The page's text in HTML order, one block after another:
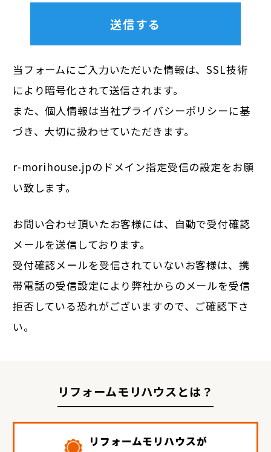
当フォームにご入力いただいた情報は、SSL技術
により暗号化されて送信されます。
また、個人情報は当社プライバシーポリシーに基
づき、大切に扱わせていただきます。
r-morihouse.jpのドメイン指定受信の設定をお願
い致します。
お問い合わせ頂いたお客様には、自動で受付確認
メールを送信しております。
受付確認メールを受信されていないお客様は、携
帯電話の受信設定により弊社からのメールを受信
拒否している恐れがございますので、ご確認下さ
い。
リフォームモリハウスとは？
リフォームモリハウスが